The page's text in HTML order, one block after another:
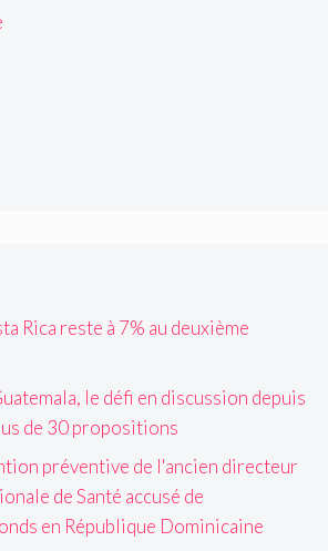
Rica reste à 7% au deuxième
le défi en discussion depuis
de 30 propositions
préventive de l'ancien directeur
de Santé accusé de
en République Dominicaine